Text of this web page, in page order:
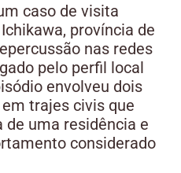
caso de visita
província de
nas redes
pelo perfil local
envolveu dois
trajes civis que
uma residência e
considerado